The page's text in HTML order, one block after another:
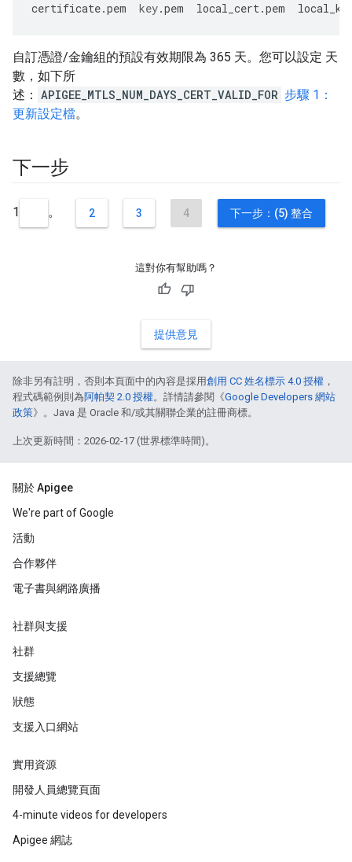
certificate.pem key.pem local_cert.pem
自訂憑證/金鑰組的預設有效期限為 365 天。您可以設定 天
數，如下所
述： APIGEE_MTLS_NUM_DAYS_CERT_VALID_FOR 步驟 1：
更新設定檔。
下一步
1 。 2 3 4 下一步：(5) 整合
這對你有幫助嗎？
提供意見
除非另有註明，否則本頁面中的內容是採用創用 CC 姓名標示 4.0 授權 ，
程式碼範例則為阿帕契 2.0 授權。詳情請參閱《Google Developers 網站
政策》。Java 是 Oracle 和/或其關聯企業的註冊商標。
上次更新時間：2026-02-17 (世界標準時間)。
關於 Apigee
We're part of Google
活動
合作夥伴
電子書與網路廣播
社群與支援
社群
支援總覽
狀態
支援入口網站
實用資源
開發人員總覽頁面
4-minute videos for developers
Apigee 網誌